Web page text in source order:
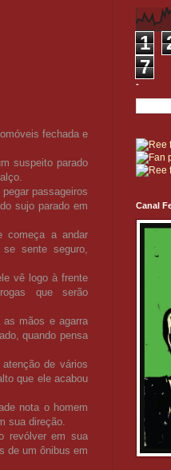
fechada e
suspeito parado
passageiros
sujo parado em
começa a andar
sente seguro,
vê logo à frente
que serão
mãos e agarra
quando pensa
de vários
que ele acabou
nota o homem
sua direção.
revólver em sua
de um ônibus em
1
7
-
Canal